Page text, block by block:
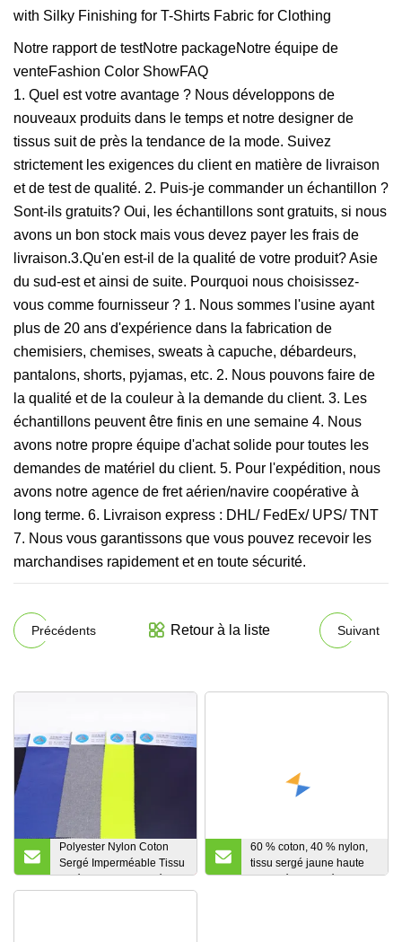
Notre rapport de testNotre packageNotre équipe de
venteFashion Color ShowFAQ
1. Quel est votre avantage ? Nous développons de
nouveaux produits dans le temps et notre designer de
tissus suit de près la tendance de la mode. Suivez
strictement les exigences du client en matière de livraison
et de test de qualité. 2. Puis-je commander un échantillon ?
Sont-ils gratuits? Oui, les échantillons sont gratuits, si nous
avons un bon stock mais vous devez payer les frais de
livraison.3.Qu'en est-il de la qualité de votre produit? Asie
du sud-est et ainsi de suite. Pourquoi nous choisissez-
vous comme fournisseur ? 1. Nous sommes l'usine ayant
plus de 20 ans d'expérience dans la fabrication de
chemisiers, chemises, sweats à capuche, débardeurs,
pantalons, shorts, pyjamas, etc. 2. Nous pouvons faire de
la qualité et de la couleur à la demande du client. 3. Les
échantillons peuvent être finis en une semaine 4. Nous
avons notre propre équipe d'achat solide pour toutes les
demandes de matériel du client. 5. Pour l'expédition, nous
avons notre agence de fret aérien/navire coopérative à
long terme. 6. Livraison express : DHL/ FedEx/ UPS/ TNT
7. Nous vous garantissons que vous pouvez recevoir les
marchandises rapidement et en toute sécurité.
Précédents Retour à la liste Suivant
Polyester Nylon Coton
Sergé Imperméable Tissu
tissé de haute qualité
60 % coton, 40 % nylon,
tissu sergé jaune haute
visibilité imperméable et